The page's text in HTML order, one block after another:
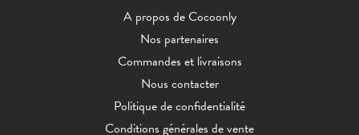
A propos de Cocoonly
Nos partenaires
Commandes et livraisons
Nous contacter
Politique de confidentialité
Conditions générales de vente